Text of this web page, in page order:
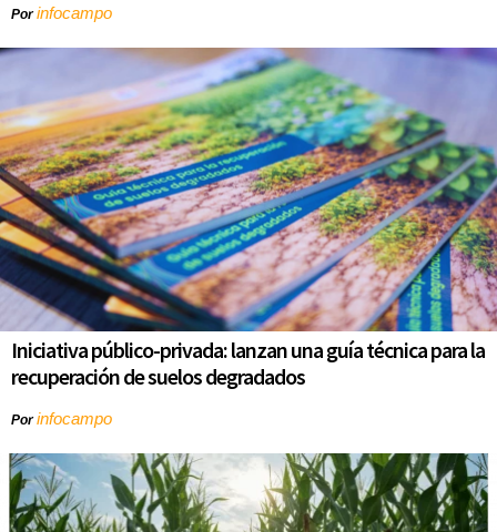
Porinfocampo
Iniciativa público-privada: lanzan una guía técnica para la
recuperación de suelos degradados
Porinfocampo